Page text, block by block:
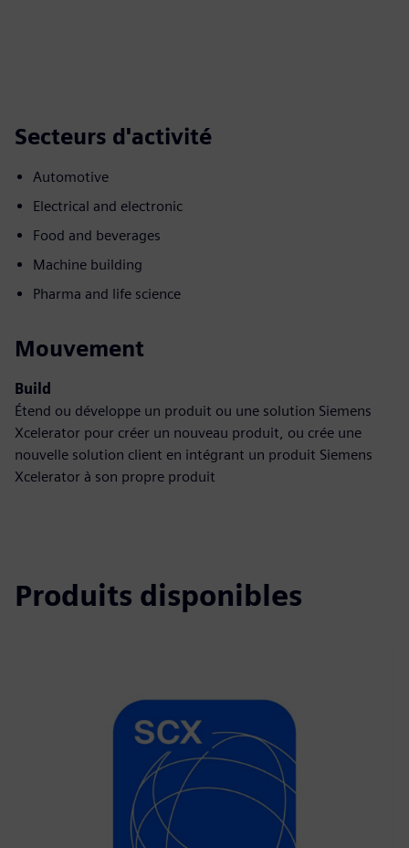
Secteurs d'activité
Automotive
Electrical and electronic
Food and beverages
Machine building
Pharma and life science
Mouvement
Build
Étend ou développe un produit ou une solution Siemens
Xcelerator pour créer un nouveau produit, ou crée une
nouvelle solution client en intégrant un produit Siemens
Xcelerator à son propre produit
Produits disponibles